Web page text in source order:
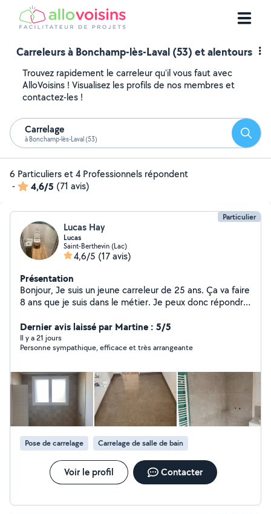
Carreleurs à Bonchamp-lès-Laval (53) et alentours
Trouvez rapidement le carreleur qu'il vous faut avec
AlloVoisins ! Visualisez les profils de nos membres et
contactez-les !
Carrelage
à Bonchamp-lès-Laval (53)
6 Particuliers et 4 Professionnels répondent
-
4,6/5 (71 avis)
Particulier
Lucas Hay
Lucas
Saint-Berthevin (Lac)
4,6/5 (17 avis)
Présentation
Bonjour, Je suis un jeune carreleur de 25 ans. Ça va faire
8 ans que je suis dans le métier. Je peux donc répondre
collée ou du plot. Je fais également la pose de parquet
ou le sol PVC. N'hésitez pas à aller voir les photos de
mes réalisations ainsi que les avis. Au plaisir de faire
Dernier avis laissé par Martine : 5/5
Il y a 21 jours
Personne sympathique, efficace et très arrangeante
Pose de carrelage Carrelage de salle de bain
Voir le profil Contacter